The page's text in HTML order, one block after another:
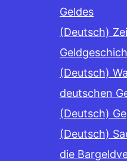
Geldes
(Deutsch)
(Deutsch)
deutschen
(Deutsch)
(Deutsch)
die